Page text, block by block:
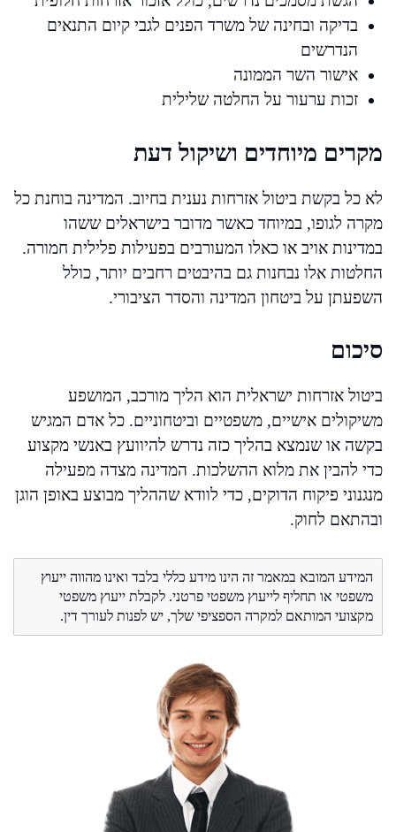
בדיקה ובחינה של משרד הפנים לגבי קיום התנאים
הנדרשים
אישור השר הממונה
זכות ערעור על החלטה שלילית
מקרים מיוחדים ושיקול דעת
לא כל בקשת ביטול אזרחות נענית בחיוב. המדינה בוחנת כל
מקרה לגופו, במיוחד כאשר מדובר בישראלים ששהו
במדינות אויב או כאלו המעורבים בפעילות פלילית חמורה.
החלטות אלו נבחנות גם בהיבטים רחבים יותר, כולל
השפעתן על ביטחון המדינה והסדר הציבורי.
סיכום
ביטול אזרחות ישראלית הוא הליך מורכב, המושפע
משיקולים אישיים, משפטיים וביטחוניים. כל אדם המגיש
בקשה או שנמצא בהליך כזה נדרש להיוועץ באנשי מקצוע
כדי להבין את מלוא ההשלכות. המדינה מצדה מפעילה
מנגנוני פיקוח הדוקים, כדי לוודא שההליך מבוצע באופן הוגן
ובהתאם לחוק.
המידע המובא במאמר זה הינו מידע כללי בלבד ואינו מהווה ייעוץ
משפטי או תחליף לייעוץ משפטי פרטני. לקבלת ייעוץ משפטי
מקצועי המותאם למקרה הספציפי שלך, יש לפנות לעורך דין.